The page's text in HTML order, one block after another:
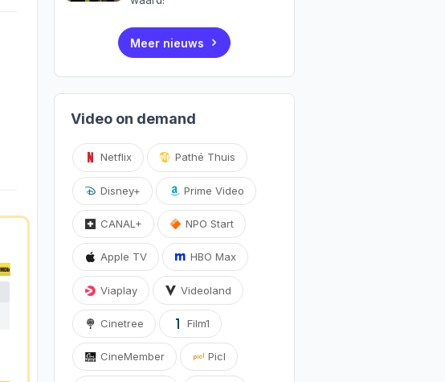
Meer nieuws
Video on demand
Netflix Pathé Thuis
Disney+ Prime Video
CANAL+ NPO Start
Apple TV HBO Max
Viaplay Videoland
Cinetree Film1
CineMember Picl